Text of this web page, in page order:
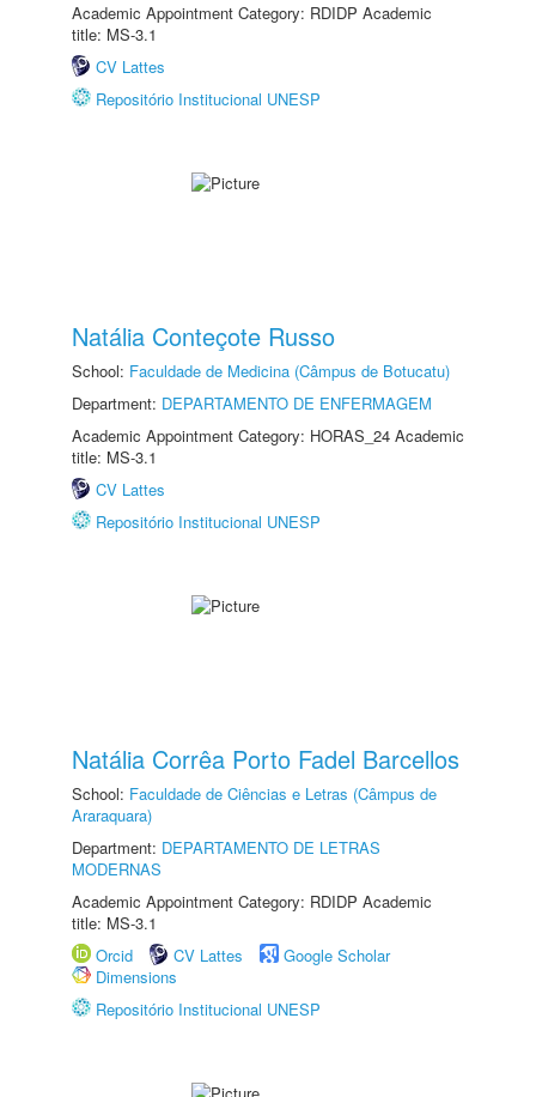
Academic Appointment Category: RDIDP Academic
title: MS-3.1
CV Lattes
Repositório Institucional UNESP
Natália Conteçote Russo
School: Faculdade de Medicina (Câmpus de Botucatu)
Department: DEPARTAMENTO DE ENFERMAGEM
Academic Appointment Category: HORAS_24 Academic
title: MS-3.1
CV Lattes
Repositório Institucional UNESP
Natália Corrêa Porto Fadel Barcellos
School: Faculdade de Ciências e Letras (Câmpus de
Araraquara)
Department: DEPARTAMENTO DE LETRAS
MODERNAS
Academic Appointment Category: RDIDP Academic
title: MS-3.1
Orcid
CV Lattes
Google Scholar
Dimensions
Repositório Institucional UNESP